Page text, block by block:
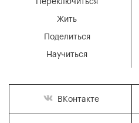
Переключиться
Жить
Поделиться
Научиться
ВКонтакте